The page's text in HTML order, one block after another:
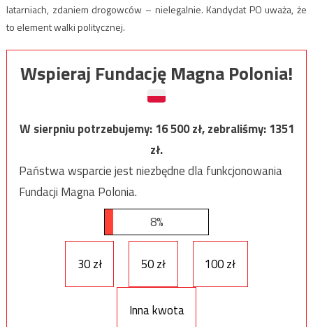
latarniach, zdaniem drogowców – nielegalnie. Kandydat PO uważa, że
to element walki politycznej.
Wspieraj Fundację Magna Polonia!
W sierpniu potrzebujemy:16 500zł, zebraliśmy:1351
zł.
Państwa wsparcie jest niezbędne dla funkcjonowania
Fundacji Magna Polonia.
8%
30 zł 50 zł 100 zł
Inna kwota